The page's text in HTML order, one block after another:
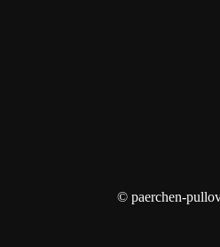
© paerchen-